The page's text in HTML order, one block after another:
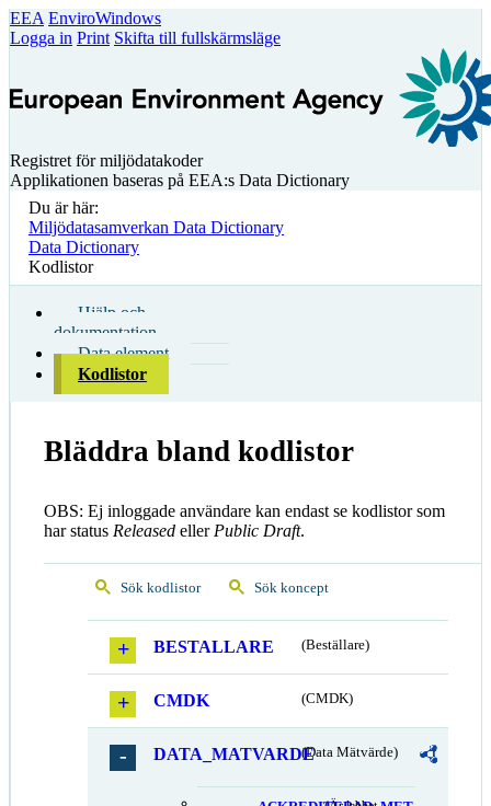
EEA EnviroWindows
Logga in Print Skifta till fullskärmsläge
Registret för miljödatakoder
Applikationen baseras på EEA:s Data Dictionary
Du är här:
Miljödatasamverkan Data Dictionary
Data Dictionary
Kodlistor
Hjälp och
dokumentation
Data element
Kodlistor
Bläddra bland kodlistor
OBS: Ej inloggade användare kan endast se kodlistor som
har status Released eller Public Draft.
Sök kodlistor Sök koncept
BESTALLARE (Beställare)
CMDK (CMDK)
DATA_MATVARDE(Data Mätvärde)